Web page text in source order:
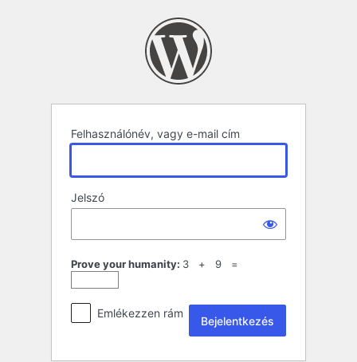
Felhasználónév, vagy e-mail cím
Jelszó
Prove your humanity: 3 + 9 =
Emlékezzen rám